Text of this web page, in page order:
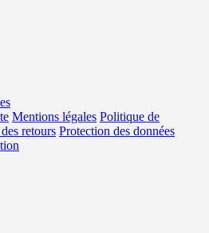
Mentions légales Politique de
retours Protection des données